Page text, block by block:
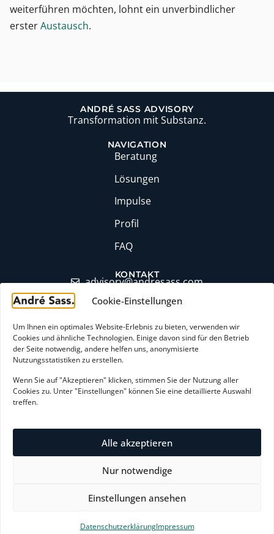
Cookie-Einstellungen
Um Ihnen ein optimales Website-Erlebnis zu bieten, verwenden wir
Cookies und ähnliche Technologien. Einige davon sind für den Betrieb
der Seite notwendig, andere helfen uns, anonymisierte
Nutzungsstatistiken zu erstellen.
Wenn Sie auf "Akzeptieren" klicken, stimmen Sie der Nutzung aller
Cookies zu. Unter "Einstellungen" können Sie eine detaillierte Auswahl
treffen.
Alle akzeptieren
Nur notwendige
Einstellungen ansehen
DatenschutzerklärungImpressum
weiterführen möchten, lohnt ein unverbindlicher
ersterAustausch.
ANDRÉ SASS ADVISORY
Transformation mit Substanz.
NAVIGATION
Beratung
Lösungen
Impulse
Profil
FAQ
KONTAKT
moc.ssaserdna@yrosivda
+49 (0)6174 9357871
LinkedIn Profil
Erstgespräch buchen
AGB
Zahlungsarten
Datenschutzerklärung
Impressum